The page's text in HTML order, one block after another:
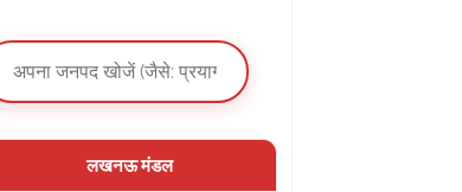
लखनऊ मंडल